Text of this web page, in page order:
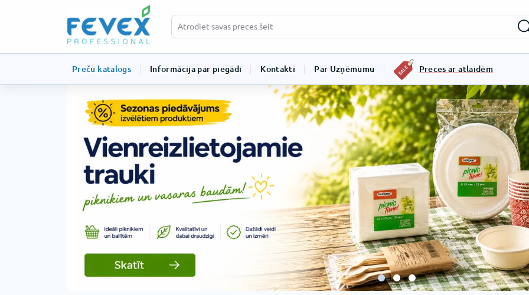
Preču katalogs Informācija par piegādi Kontakti Par Uzņēmumu Preces ar atlaidēm